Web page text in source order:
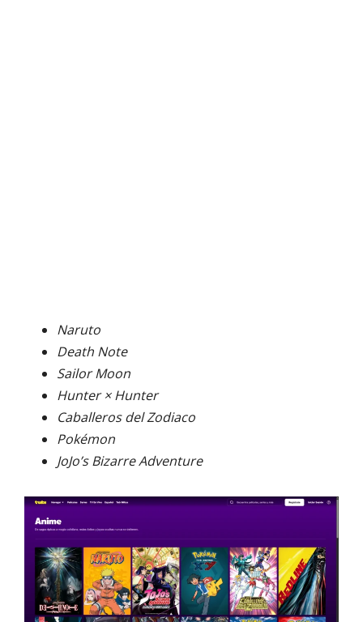
Naruto
Death Note
Sailor Moon
Hunter × Hunter
Caballeros del Zodiaco
Pokémon
JoJo’s Bizarre Adventure